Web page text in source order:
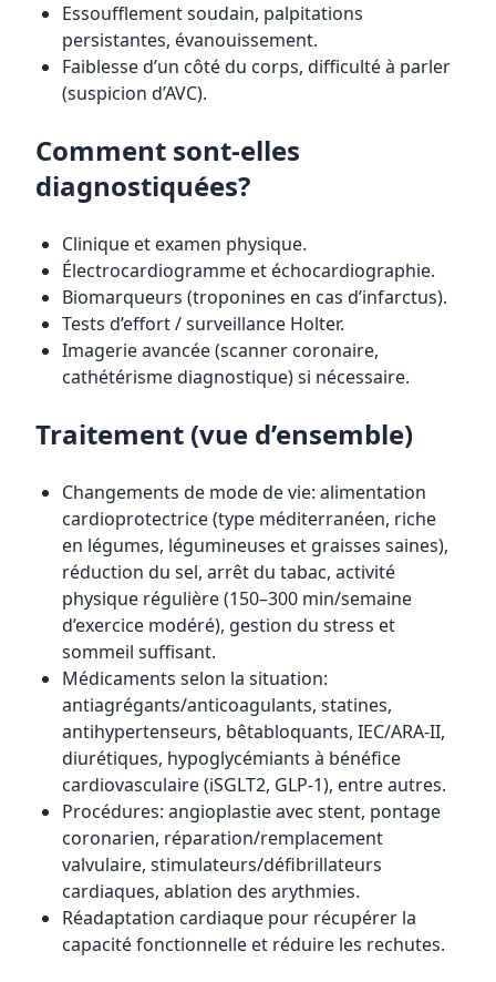
Essoufflement soudain, palpitations
persistantes, évanouissement.
Faiblesse d’un côté du corps, difficulté à parler
(suspicion d’AVC).
Comment sont-elles
diagnostiquées?
Clinique et examen physique.
Électrocardiogramme et échocardiographie.
Biomarqueurs (troponines en cas d’infarctus).
Tests d’effort / surveillance Holter.
Imagerie avancée (scanner coronaire,
cathétérisme diagnostique) si nécessaire.
Traitement (vue d’ensemble)
Changements de mode de vie: alimentation
cardioprotectrice (type méditerranéen, riche
en légumes, légumineuses et graisses saines),
réduction du sel, arrêt du tabac, activité
physique régulière (150–300 min/semaine
d’exercice modéré), gestion du stress et
sommeil suffisant.
Médicaments selon la situation:
antiagrégants/anticoagulants, statines,
antihypertenseurs, bêtabloquants, IEC/ARA-II,
diurétiques, hypoglycémiants à bénéfice
cardiovasculaire (iSGLT2, GLP-1), entre autres.
Procédures: angioplastie avec stent, pontage
coronarien, réparation/remplacement
valvulaire, stimulateurs/défibrillateurs
cardiaques, ablation des arythmies.
Réadaptation cardiaque pour récupérer la
capacité fonctionnelle et réduire les rechutes.